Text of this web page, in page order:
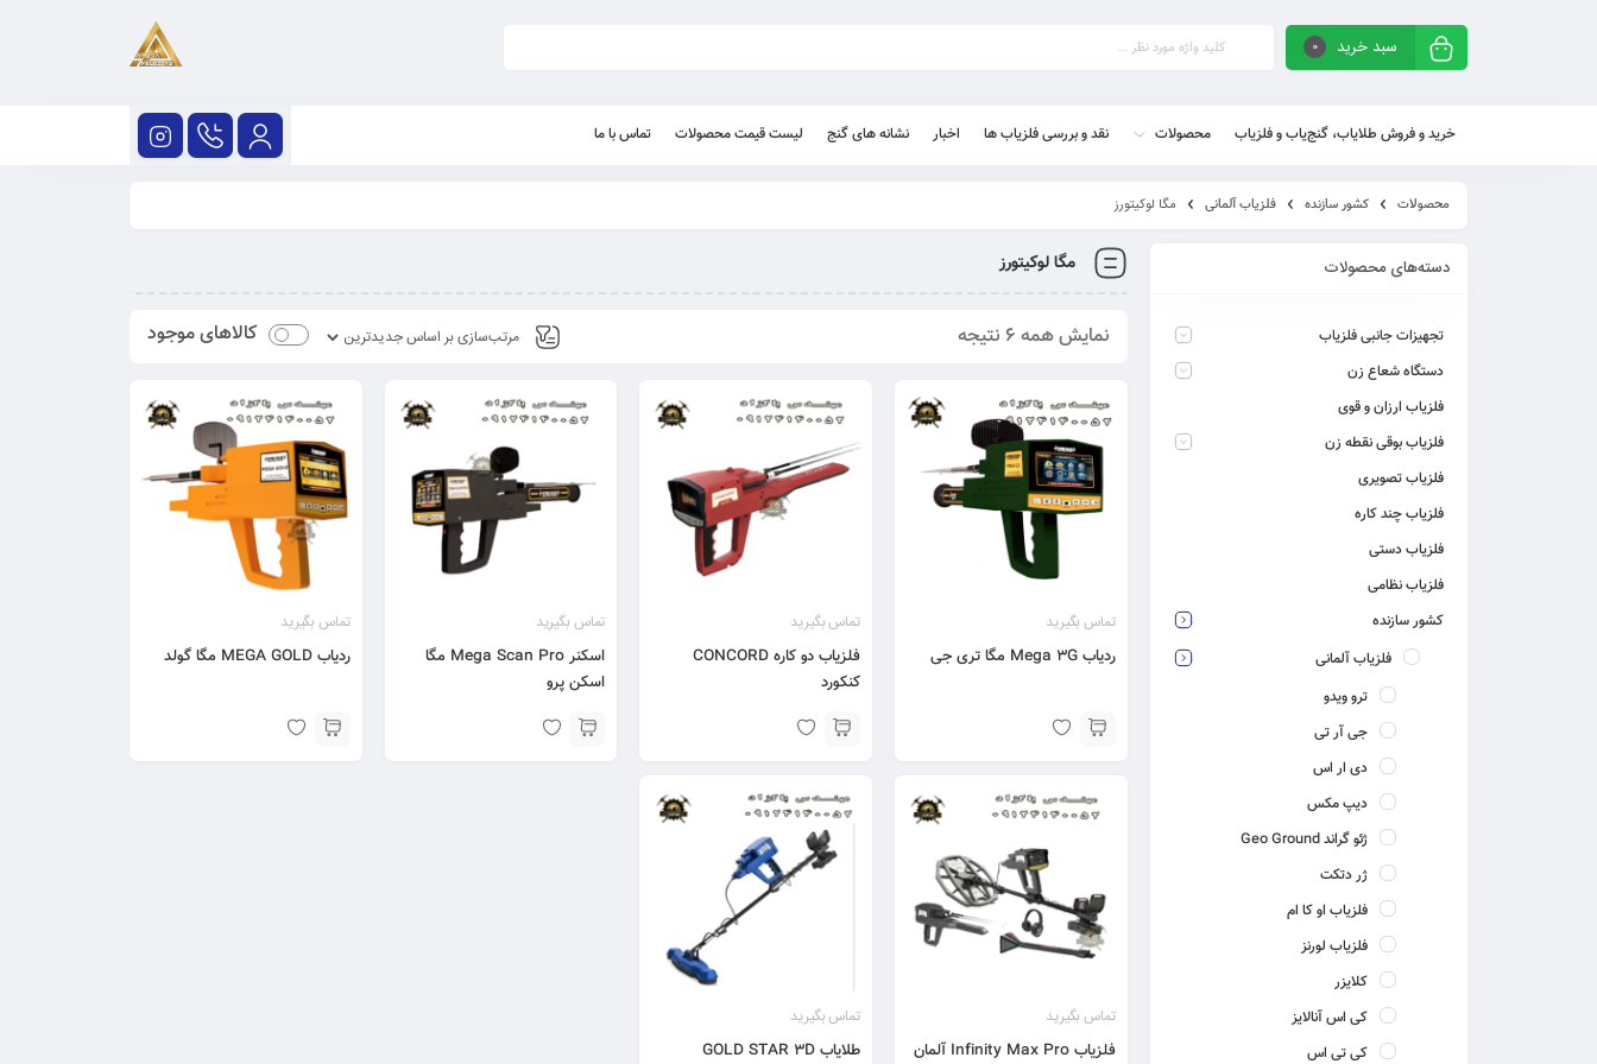
سبد خرید 0
خرید و فروش طلایاب، گنج‌یاب و فلزیاب محصولات نقد و بررسی فلزیاب ها اخبار نشانه های گنج لیست قیمت محصولات تماس با ما
محصولات کشور سازنده فلزیاب آلمانی مگا لوکیتورز
مگا لوکیتورز
نمایش همه 6 نتیجه کالاهای موجود
تماس بگیرید
ردیاب Mega 3G مگا تری جی
تماس بگیرید
فلزیاب دو کاره CONCORD
کنکورد
تماس بگیرید
اسکنر Mega Scan Pro مگا
اسکن پرو
تماس بگیرید
ردیاب MEGA GOLD مگا گولد
تماس بگیرید
فلزیاب Infinity Max Pro آلمان
تماس بگیرید
طلایاب GOLD STAR 3D
دسته‌های محصولات
تجهیزات جانبی فلزیاب
دستگاه شعاع زن
فلزیاب ارزان و قوی
فلزیاب بوقی نقطه زن
فلزیاب تصویری
فلزیاب چند کاره
فلزیاب دستی
فلزیاب نظامی
کشور سازنده
فلزیاب آلمانی
ترو ویدو
جی آر تی
دی ار اس
دیپ مکس
ژئو گراند Geo Ground
ژر دتکت
فلزیاب او کا ام
فلزیاب لورنز
کلایزر
کی اس آنالایز
کی تی اس